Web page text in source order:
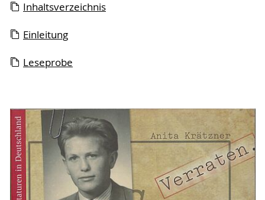
Inhaltsverzeichnis
Einleitung
Leseprobe